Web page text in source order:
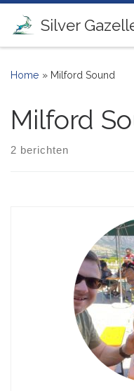
Ga naar inhoud
Silver
Home » Milford Sound
Milford
2 berichten